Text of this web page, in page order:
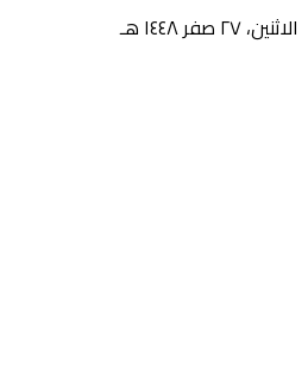
الاثنين، ٢٧ صفر ١٤٤٨ هـ